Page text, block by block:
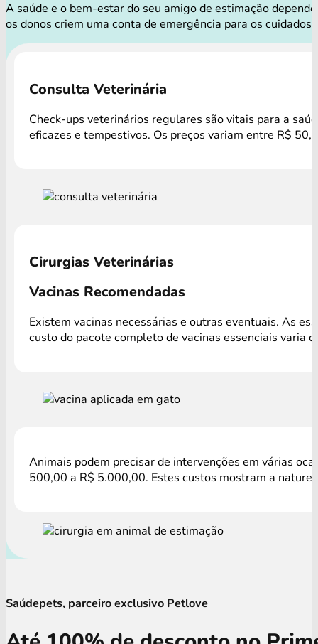
A saúde e o bem-estar do seu amigo de estimação
os donos criem uma conta de emergência para os
Consulta Veterinária
Check-ups veterinários regulares são vitais para a
eficazes e tempestivos. Os preços variam entre R$
Cirurgias Veterinárias
Vacinas Recomendadas
Existem vacinas necessárias e outras eventuais. As
custo do pacote completo de vacinas essenciais varia
Animais podem precisar de intervenções em várias
500,00 a R$ 5.000,00. Estes custos mostram a
Saúdepets, parceiro exclusivo Petlove